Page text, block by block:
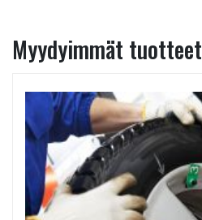
Myydyimmät tuotteet